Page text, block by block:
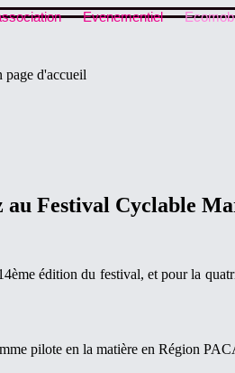
Evenementiel
page d'accueil
Festival Cyclable
édition du festival, et pour la
pilote en la matière en Région